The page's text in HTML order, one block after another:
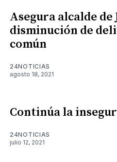
Asegura alcalde de
disminución de
común
24NOTICIAS
agosto 18, 2021
Continúa la
24NOTICIAS
julio 12, 2021